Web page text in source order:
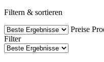
Filtern & sortieren
Preise
Filter